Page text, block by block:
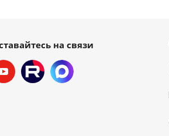
на связи